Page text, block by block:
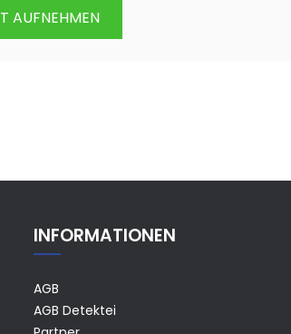
AUFNEHMEN
INFORMATIONEN
AGB
AGB Detektei